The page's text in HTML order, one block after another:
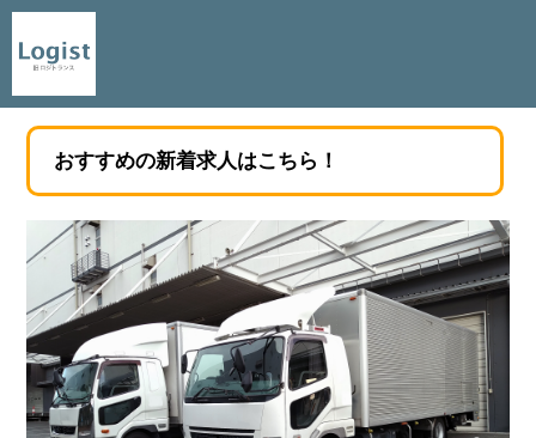
おすすめの新着求人はこちら！